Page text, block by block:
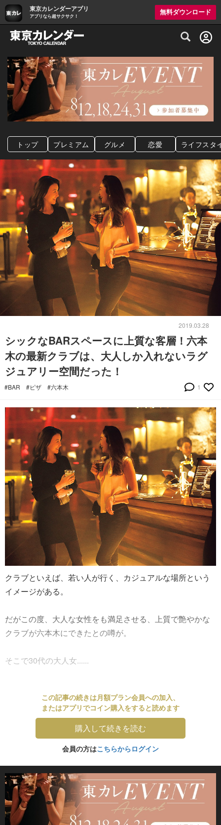
東京カレンダーアプリ
アプリなら超サクサク！
無料ダウンロード
グルメ情報・プレミアムレストラン予約
トップ プレミアム グルメ 恋愛 ライフスタ
2019.03.28
シックなBARスペースに上質な客層！六本
木の最新クラブは、大人しか入れないラグ
ジュアリー空間だった！
#BAR #ピザ #六本木 1
クラブといえば、若い人が行く、カジュアルな場所という
イメージがある。
だがこの度、大人な女性をも満足させる、上質で艶やかな
クラブが六本木にできたとの噂が。
そこで30代の大人女......
この記事の続きは月額プラン会員への加入、
またはアプリでコイン購入をすると読めます
購入して続きを読む
会員の方はこちらからログイン